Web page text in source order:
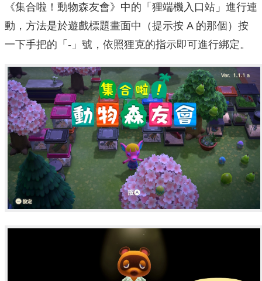
《集合啦！動物森友會》中的「狸端機入口站」進行連
動，方法是於遊戲標題畫面中（提示按 A 的那個）按
一下手把的「-」號，依照狸克的指示即可進行綁定。